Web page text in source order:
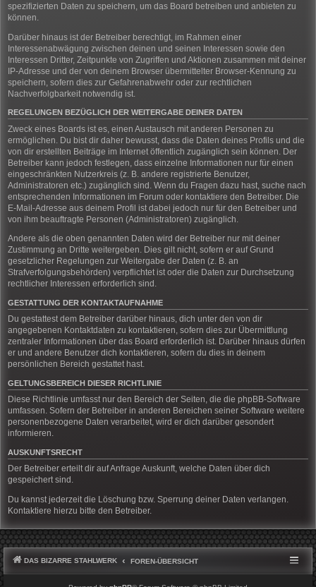
spezifizierten Daten zu speichern, um das Board betreiben und anbieten zu
können.
Darüber hinaus ist der Betreiber berechtigt, im Rahmen einer
Interessenabwägung zwischen deinen und seinen Interessen sowie den
Interessen Dritter, Zeitpunkte von Zugriffen und Aktionen zusammen mit deiner
IP-Adresse und der von deinem Browser übermittelter Browser-Kennung zu
speichern, sofern dies zur Gefahrenabwehr oder zur rechtlichen
Nachverfolgbarkeit notwendig ist.
REGELUNGEN BEZÜGLICH DER WEITERGABE DEINER DATEN
Zweck eines Boards ist es, einen Austausch mit anderen Personen zu
ermöglichen. Du bist dir daher bewusst, dass die Daten deines Profils und die
von dir erstellten Beiträge im Internet öffentlich zugänglich sein können. Der
Betreiber kann jedoch festlegen, dass einzelne Informationen nur für einen
eingeschränkten Nutzerkreis (z. B. andere registrierte Benutzer,
Administratoren etc.) zugänglich sind. Wenn du Fragen dazu hast, suche nach
entsprechenden Informationen im Forum oder kontaktiere den Betreiber. Die
E-Mail-Adresse aus deinem Profil ist dabei jedoch nur für den Betreiber und
von ihm beauftragte Personen (Administratoren) zugänglich.
Andere als die oben genannten Daten wird der Betreiber nur mit deiner
Zustimmung an Dritte weitergeben. Dies gilt nicht, sofern er auf Grund
gesetzlicher Regelungen zur Weitergabe der Daten (z. B. an
Strafverfolgungsbehörden) verpflichtet ist oder die Daten zur Durchsetzung
rechtlicher Interessen erforderlich sind.
GESTATTUNG DER KONTAKTAUFNAHME
Du gestattest dem Betreiber darüber hinaus, dich unter den von dir
angegebenen Kontaktdaten zu kontaktieren, sofern dies zur Übermittlung
zentraler Informationen über das Board erforderlich ist. Darüber hinaus dürfen
er und andere Benutzer dich kontaktieren, sofern du dies in deinem
persönlichen Bereich gestattet hast.
GELTUNGSBEREICH DIESER RICHTLINIE
Diese Richtlinie umfasst nur den Bereich der Seiten, die die phpBB-Software
umfassen. Sofern der Betreiber in anderen Bereichen seiner Software weitere
personenbezogene Daten verarbeitet, wird er dich darüber gesondert
informieren.
AUSKUNFTSRECHT
Der Betreiber erteilt dir auf Anfrage Auskunft, welche Daten über dich
gespeichert sind.
Du kannst jederzeit die Löschung bzw. Sperrung deiner Daten verlangen.
Kontaktiere hierzu bitte den Betreiber.
DAS BIZARRE STAHLWERK FOREN-ÜBERSICHT